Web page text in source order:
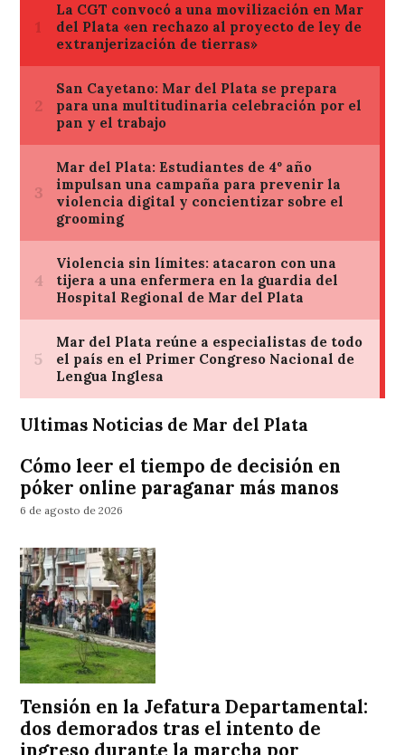
Ultimas Noticias de Mar del Plata
Cómo leer el tiempo de decisión en
póker online paraganar más manos
6 de agosto de 2026
Tensión en la Jefatura Departamental:
dos demorados tras el intento de
ingreso durante la marcha por